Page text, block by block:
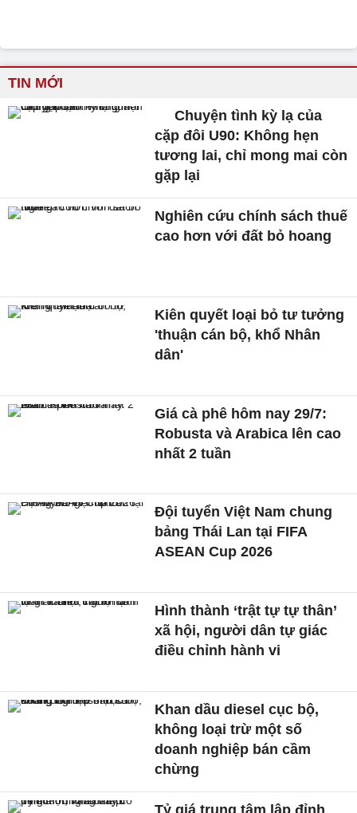
TIN MỚI
Chuyện tình kỳ lạ của
cặp đôi U90: Không hẹn
tương lai, chỉ mong mai còn
gặp lại
Nghiên cứu chính sách thuế
cao hơn với đất bỏ hoang
Kiên quyết loại bỏ tư tưởng
'thuận cán bộ, khổ Nhân
dân'
Giá cà phê hôm nay 29/7:
Robusta và Arabica lên cao
nhất 2 tuần
Đội tuyển Việt Nam chung
bảng Thái Lan tại FIFA
ASEAN Cup 2026
Hình thành ‘trật tự tự thân’
xã hội, người dân tự giác
điều chỉnh hành vi
Khan dầu diesel cục bộ,
không loại trừ một số
doanh nghiệp bán cầm
chừng
Tỷ giá trung tâm lập đỉnh